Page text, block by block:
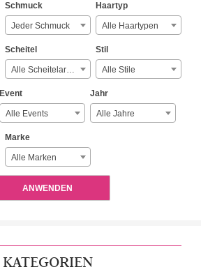
Schmuck
Jeder Schmuck
Haartyp
Alle Haartypen
Scheitel
Alle Scheitelarten
Stil
Alle Stile
Event
Alle Events
Jahr
Alle Jahre
Marke
Alle Marken
ANWENDEN
KATEGORIEN